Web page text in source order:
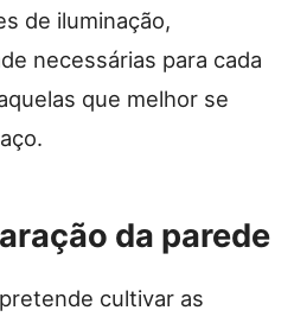
de iluminação,
necessárias para cada
que melhor se
da parede
cultivar as